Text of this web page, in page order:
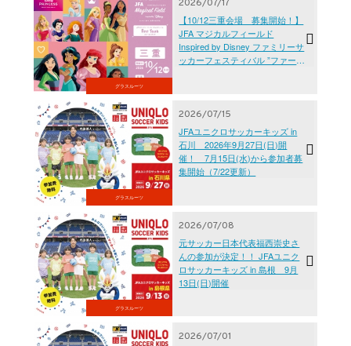
グラスルーツ
2026/07/17
【10/12三重会場 募集開始！】
JFA マジカルフィールド
Inspired by Disney ファミリーサ
ッカーフェスティバル ”ファース
グラスルーツ
2026/07/15
JFAユニクロサッカーキッズ in
石川 2026年9月27日(日)開
催！ 7月15日(水)から参加者募
集開始（7/22更新）
グラスルーツ
2026/07/08
元サッカー日本代表福西崇史さ
んの参加が決定！！ JFAユニク
ロサッカーキッズ in 島根 9月
13日(日)開催
2026/07/01